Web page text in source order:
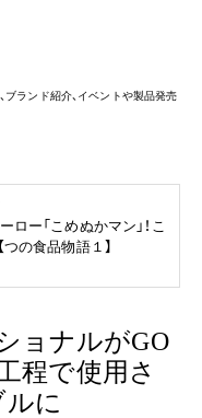
ランド紹介、イベントや製品発売
ー「こめぬかマン」！こ
の食品物語１】
ョナルがGO
程で使用さ
に